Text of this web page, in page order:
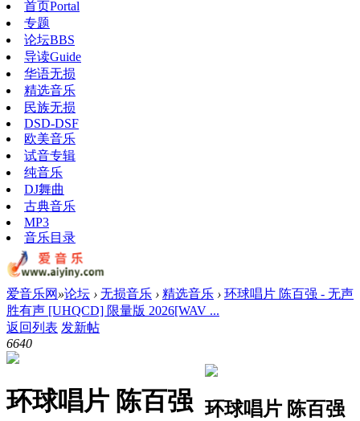
首页Portal
专题
论坛BBS
导读Guide
华语无损
精选音乐
民族无损
DSD-DSF
欧美音乐
试音专辑
纯音乐
DJ舞曲
古典音乐
MP3
音乐目录
爱音乐网 »论坛 › 无损音乐 › 精选音乐 › 环球唱片 陈百强 - 无声
胜有声 [UHQCD] 限量版 2026[WAV ...
返回列表 发新帖
6640
环球唱片 陈百强 环球唱片 陈百强